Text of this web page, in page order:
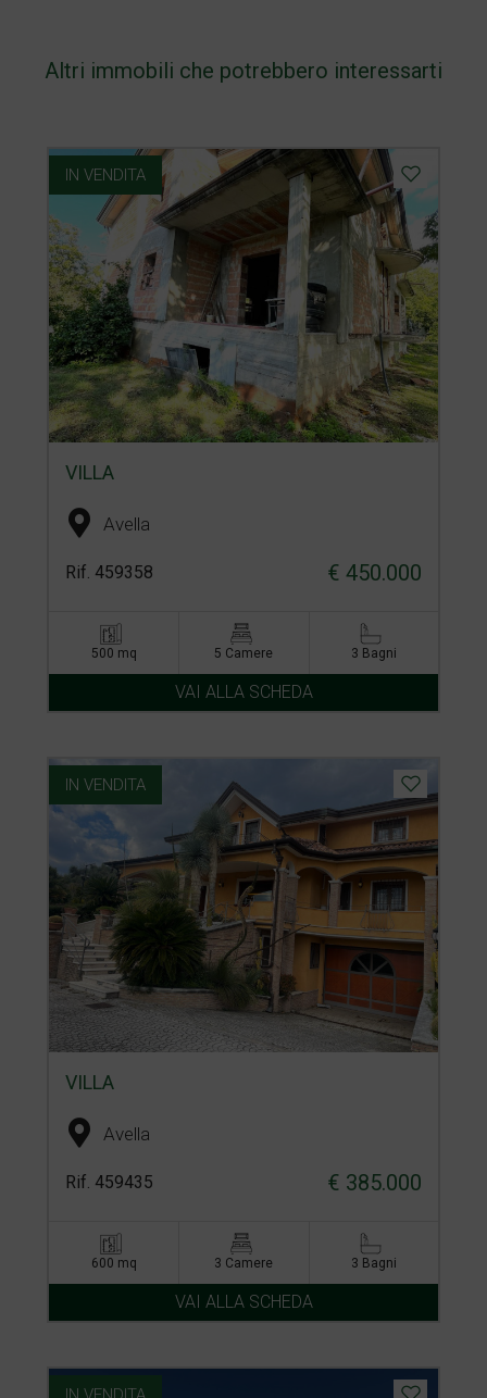
Altri immobili che potrebbero interessarti
IN VENDITA
VILLA
Avella
Rif. 459358 € 450.000
500 mq 5 Camere 3 Bagni
VAI ALLA SCHEDA
IN VENDITA
VILLA
Avella
Rif. 459435 € 385.000
600 mq 3 Camere 3 Bagni
VAI ALLA SCHEDA